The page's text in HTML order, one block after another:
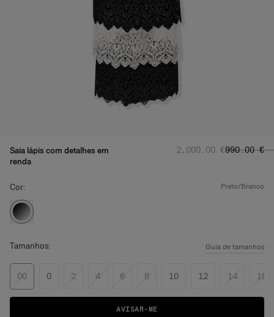
Saia lápis com detalhes em
renda
Preço normal:
‌2,000.00 €Preço
‌990.00 €
Cor: preto/branco
Tamanhos: Guia de tamanhos
00 0 2 4 6 8 10 12 14 16
AVISAR-ME